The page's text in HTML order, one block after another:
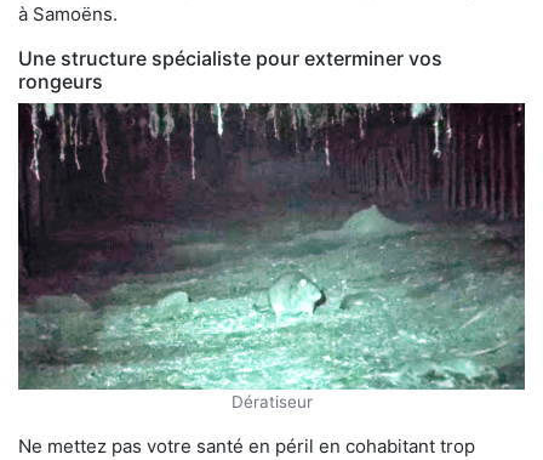
à Samoëns.
Une structure spécialiste pour exterminer vos
rongeurs
Dératiseur
Ne mettez pas votre santé en péril en cohabitant trop